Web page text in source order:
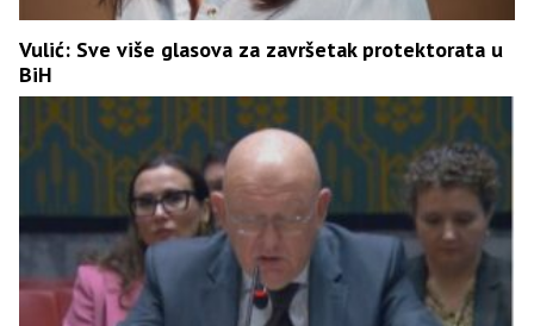
Vulić: Sve više glasova za završetak protektorata u
BiH